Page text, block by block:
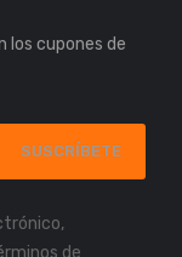
los cupones de
SUSCRÍBETE
de